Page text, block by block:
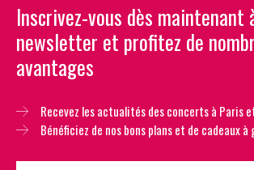
Inscrivez-vous dès maintenant
newsletter et profitez de
avantages
Recevez les actualités des concerts à Paris
Bénéficiez de nos bons plans et de cadeaux à